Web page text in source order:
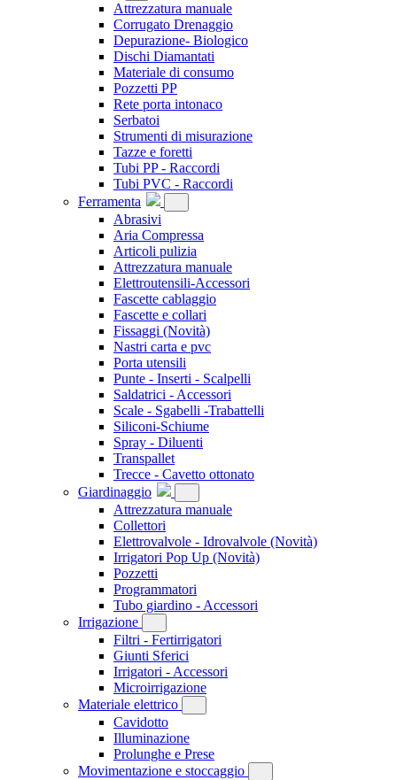
Attrezzatura manuale
Corrugato Drenaggio
Depurazione- Biologico
Dischi Diamantati
Materiale di consumo
Pozzetti PP
Rete porta intonaco
Serbatoi
Strumenti di misurazione
Tazze e foretti
Tubi PP - Raccordi
Tubi PVC - Raccordi
Ferramenta
Abrasivi
Aria Compressa
Articoli pulizia
Attrezzatura manuale
Elettroutensili-Accessori
Fascette cablaggio
Fascette e collari
Fissaggi (Novità)
Nastri carta e pvc
Porta utensili
Punte - Inserti - Scalpelli
Saldatrici - Accessori
Scale - Sgabelli -Trabattelli
Siliconi-Schiume
Spray - Diluenti
Transpallet
Trecce - Cavetto ottonato
Giardinaggio
Attrezzatura manuale
Collettori
Elettrovalvole - Idrovalvole (Novità)
Irrigatori Pop Up (Novità)
Pozzetti
Programmatori
Tubo giardino - Accessori
Irrigazione
Filtri - Fertirrigatori
Giunti Sferici
Irrigatori - Accessori
Microirrigazione
Materiale elettrico
Cavidotto
Illuminazione
Prolunghe e Prese
Movimentazione e stoccaggio